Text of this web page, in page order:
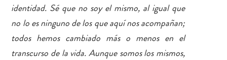
identidad. Sé que no soy el mismo, al igual que
no lo es ninguno de los que aquí nos acompañan;
todos hemos cambiado más o menos en el
transcurso de la vida. Aunque somos los mismos,